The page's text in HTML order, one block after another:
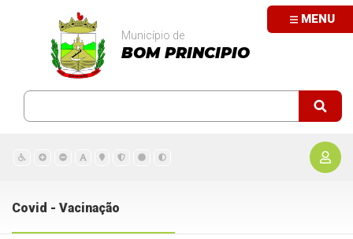
MENU
Município de
BOM PRINCIPIO
Covid - Vacinação